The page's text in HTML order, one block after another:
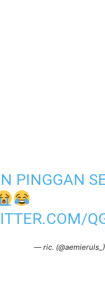
PINGGAN
— ric. (@aemieruls_)